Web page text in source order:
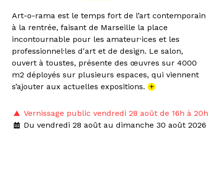
Art-o-rama est le temps fort de l’art contemporain
à la rentrée, faisant de Marseille la place
incontournable pour les amateur·ices et les
professionnel·les d'art et de design. Le salon,
ouvert à toustes, présente des œuvres sur 4000
m2 déployés sur plusieurs espaces, qui viennent
s’ajouter aux actuelles expositions. +
Vernissage public vendredi 28 août de 16h à 20h
Du vendredi 28 août au dimanche 30 août 2026